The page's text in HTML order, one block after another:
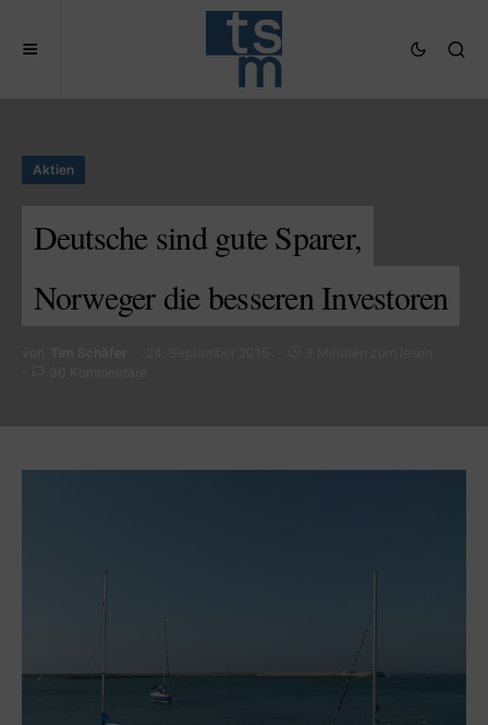
Aktien
Deutsche sind gute Sparer,
Norweger die besseren Investoren